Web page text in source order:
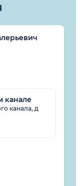
канале
канала, д